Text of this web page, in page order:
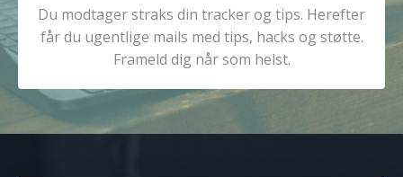
Du modtager straks din tracker og tips. Herefter
får du ugentlige mails med tips, hacks og støtte.
Frameld dig når som helst.